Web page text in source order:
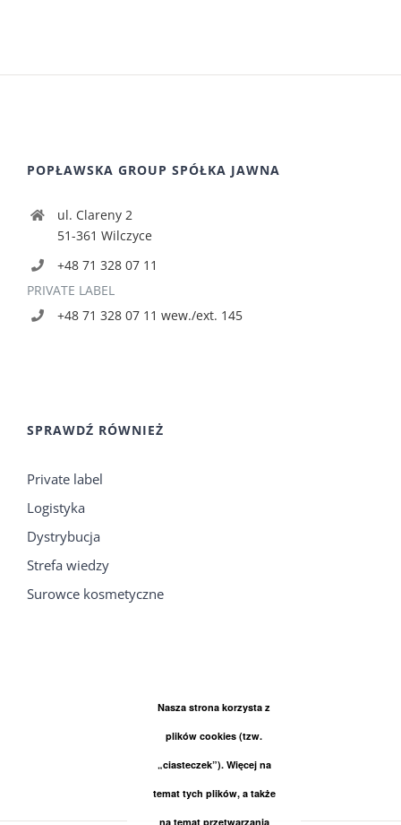
POPŁAWSKA GROUP SPÓŁKA JAWNA
ul. Clareny 2
51-361 Wilczyce
+48 71 328 07 11
PRIVATE LABEL
+48 71 328 07 11 wew./ext. 145
SPRAWDŹ RÓWNIEŻ
Private label
Logistyka
Dystrybucja
Strefa wiedzy
Surowce kosmetyczne
Nasza strona korzysta z
plików cookies (tzw.
„ciasteczek”). Więcej na
temat tych plików, a także
na temat przetwarzania